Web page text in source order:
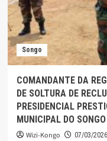
Songo
COMANDANTE DA
DE SOLTURA DE
PRESIDENCIAL
MUNICIPAL DO SONGO
Wizi-Kongo 07/03/2026